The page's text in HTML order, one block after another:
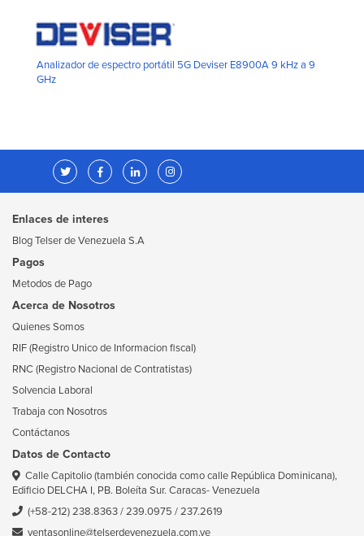
Analizador de espectro portátil 5G Deviser E8900A 9 kHz a 9
GHz
Enlaces de interes
Blog Telser de Venezuela S.A
Pagos
Metodos de Pago
Acerca de Nosotros
Quienes Somos
RIF (Registro Unico de Informacion fiscal)
RNC (Registro Nacional de Contratistas)
Solvencia Laboral
Trabaja con Nosotros
Contáctanos
Datos de Contacto
Calle Capitolio (también conocida como calle República Dominicana),
Edificio DELCHA I, PB. Boleíta Sur. Caracas- Venezuela
(+58-212) 238.8363/239.0975 /237.2619
ventasonline@telserdevenezuela.com.ve